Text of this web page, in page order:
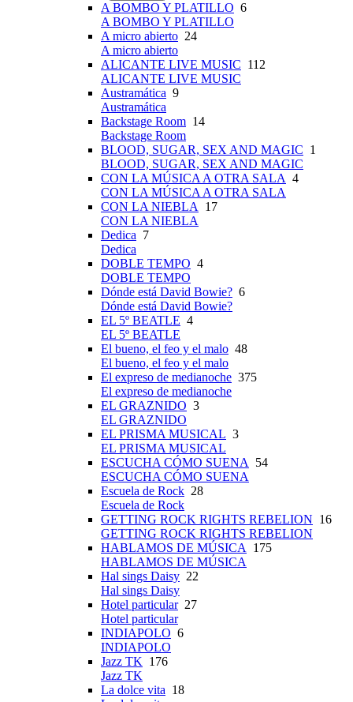
A BOMBO Y PLATILLO 6
A BOMBO Y PLATILLO
A micro abierto 24
A micro abierto
ALICANTE LIVE MUSIC 112
ALICANTE LIVE MUSIC
Austramática 9
Austramática
Backstage Room 14
Backstage Room
BLOOD, SUGAR, SEX AND MAGIC 1
BLOOD, SUGAR, SEX AND MAGIC
CON LA MÚSICA A OTRA SALA 4
CON LA MÚSICA A OTRA SALA
CON LA NIEBLA
17
CON LA NIEBLA
Dedica 7
Dedica
DOBLE TEMPO 4
DOBLE TEMPO
Dónde está David Bowie? 6
Dónde está David Bowie?
EL 5º BEATLE 4
EL 5º BEATLE
El bueno, el feo y el malo 48
El bueno, el feo y el malo
El expreso de medianoche 375
El expreso de medianoche
EL GRAZNIDO 3
EL GRAZNIDO
EL PRISMA MUSICAL 3
EL PRISMA MUSICAL
ESCUCHA CÓMO SUENA
54
ESCUCHA CÓMO SUENA
Escuela de Rock 28
Escuela de Rock
GETTING ROCK RIGHTS REBELION 16
GETTING ROCK RIGHTS REBELION
HABLAMOS DE MÚSICA
175
HABLAMOS DE MÚSICA
Hal sings Daisy 22
Hal sings Daisy
Hotel particular27
Hotel particular
INDIAPOLO 6
INDIAPOLO
Jazz TK 176
Jazz TK
La dolce vita 18